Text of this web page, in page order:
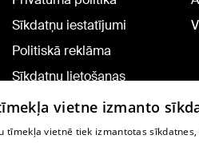
Sīkdatņu iestatījumi
Politiskā reklāma
Sīkdatņu lietošanas
noteikumi
Komentāru pievienošana
vietne izmanto
tīmekļa vietnē tiek izmantotas